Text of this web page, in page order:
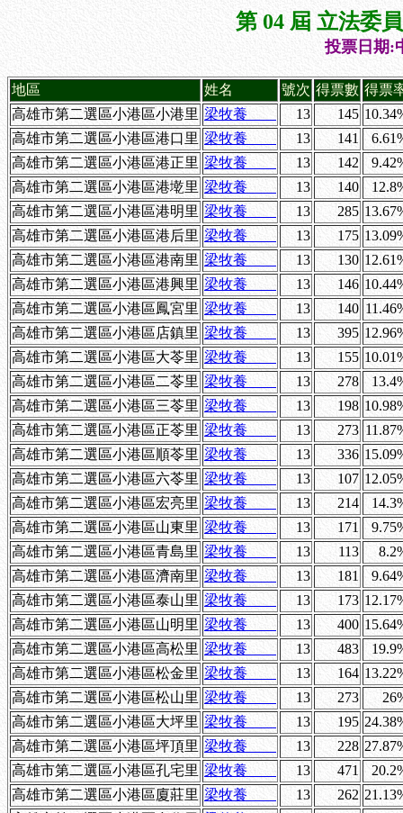
第 04 屆 立法委
投票日期:
地區 姓名 號次 得票數 得票
高雄市第二選區小港區小港里 梁牧養 13 145
高雄市第二選區小港區港口里 梁牧養 13 141
高雄市第二選區小港區港正里 梁牧養 13 142
高雄市第二選區小港區港墘里 梁牧養 13 140
高雄市第二選區小港區港明里 梁牧養 13 285
高雄市第二選區小港區港后里 梁牧養 13 175
高雄市第二選區小港區港南里 梁牧養 13 130
高雄市第二選區小港區港興里 梁牧養 13 146
高雄市第二選區小港區鳳宮里 梁牧養 13 140
高雄市第二選區小港區店鎮里 梁牧養 13 395
高雄市第二選區小港區大苓里 梁牧養 13 155
高雄市第二選區小港區二苓里 梁牧養 13 278
高雄市第二選區小港區三苓里 梁牧養 13 198
高雄市第二選區小港區正苓里 梁牧養 13 273
高雄市第二選區小港區順苓里 梁牧養 13 336
高雄市第二選區小港區六苓里 梁牧養 13 107
高雄市第二選區小港區宏亮里 梁牧養 13 214
高雄市第二選區小港區山東里 梁牧養 13 171
高雄市第二選區小港區青島里 梁牧養 13 113
高雄市第二選區小港區濟南里 梁牧養 13 181
高雄市第二選區小港區泰山里 梁牧養 13 173
高雄市第二選區小港區山明里 梁牧養 13 400
高雄市第二選區小港區高松里 梁牧養 13 483
高雄市第二選區小港區松金里 梁牧養 13 164
高雄市第二選區小港區松山里 梁牧養 13 273
高雄市第二選區小港區大坪里 梁牧養 13 195
高雄市第二選區小港區坪頂里 梁牧養 13 228
高雄市第二選區小港區孔宅里 梁牧養 13 471
高雄市第二選區小港區廈莊里 梁牧養 13 262